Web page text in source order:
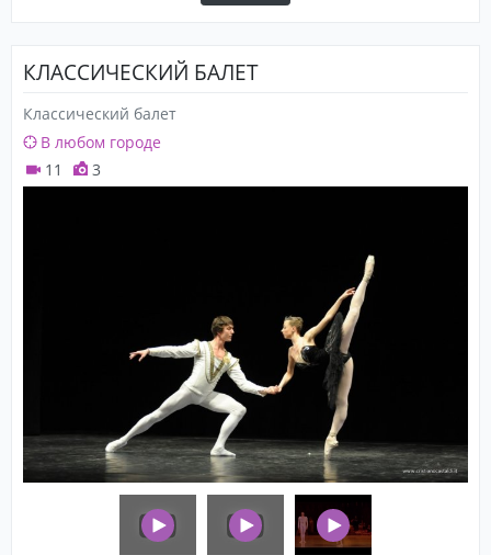
КЛАССИЧЕСКИЙ БАЛЕТ
Классический балет
В любом городе
11
3